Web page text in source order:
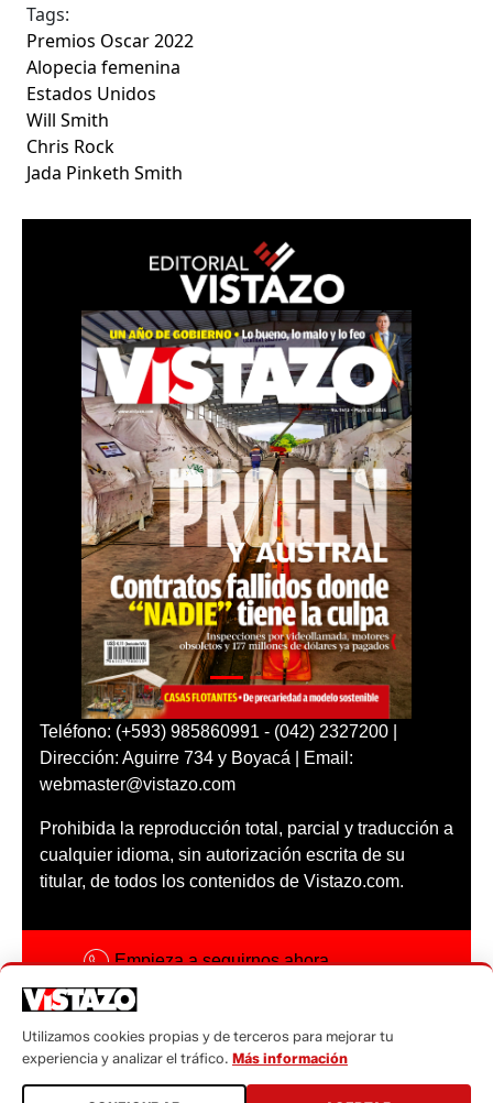
Tags:
Premios Oscar 2022
Alopecia femenina
Estados Unidos
Will Smith
Chris Rock
Jada Pinketh Smith
Teléfono: (+593) 985860991 - (042) 2327200 |
Dirección: Aguirre 734 y Boyacá | Email:
webmaster@vistazo.com
Prohibida la reproducción total, parcial y traducción a
cualquier idioma, sin autorización escrita de su
titular, de todos los contenidos de Vistazo.com.
Empieza a seguirnos ahora
Código ética
Sugerencias a:
Utilizamos cookies propias y de terceros para mejorar tu
experiencia y analizar el tráfico. Más información